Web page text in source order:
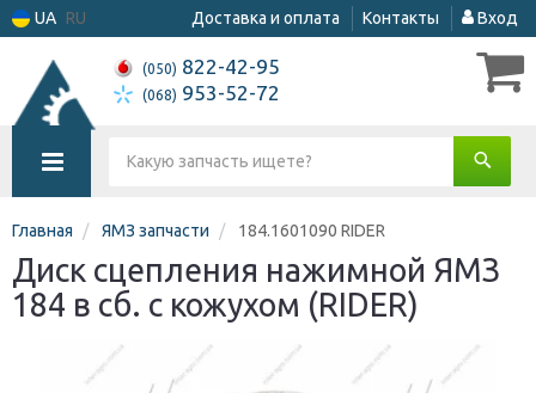
UA RU Доставка и оплата Контакты Вход
(050) 822-42-95
(068) 953-52-72
Главная ЯМЗ запчасти 184.1601090 RIDER
Диск сцепления нажимной ЯМЗ
184 в сб. с кожухом (RIDER)